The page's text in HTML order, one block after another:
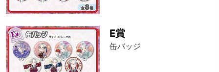
E賞
缶バッジ